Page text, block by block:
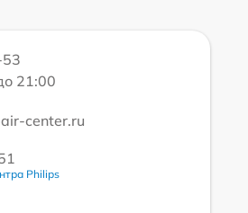
21:00
center.ru
Philips